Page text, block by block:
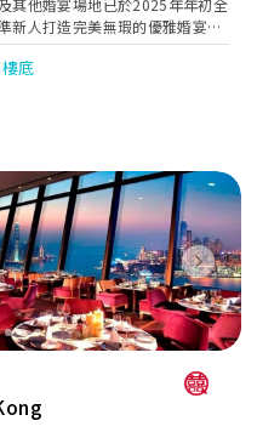
其他婚宴場地已於2025年年初全
新人打造完美無瑕的優雅婚宴。
淺灰色、大地色及古銅色為主
水晶吊燈，氣派不凡；宴會
幕牆、液晶投影機和屏幕，是優
的唐廳、採自然光的宋廳及明
及連續7年獲黑珍珠一鑽殊榮的
賞心悅味美饌。 香港喜來登酒店
場的大小婚宴筵席，為準新人
司，專門於大日子當日緊隨準新
確保婚宴節奏順利流暢。
底
Next